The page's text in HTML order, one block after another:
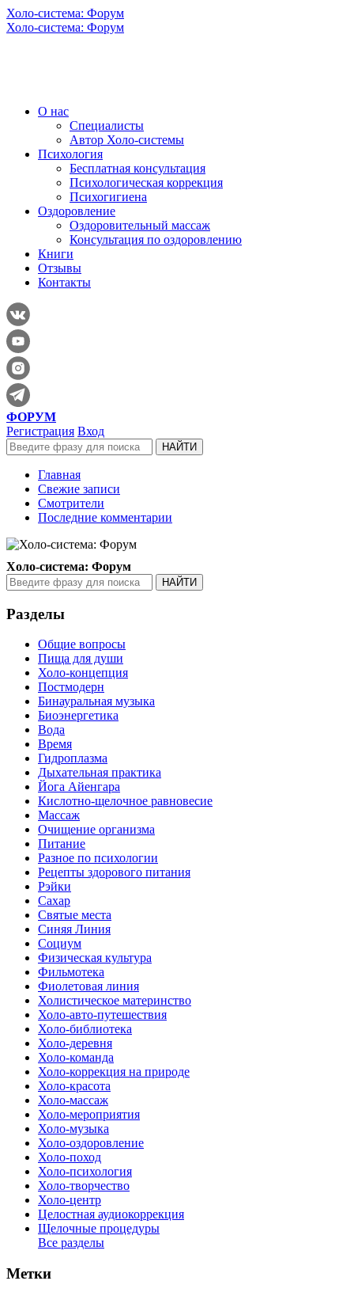
Холо-система: Форум
Холо-система: Форум
О нас
Специалисты
Автор Холо-системы
Психология
Бесплатная консультация
Психологическая коррекция
Психогигиена
Оздоровление
Оздоровительный массаж
Консультация по оздоровлению
Книги
Отзывы
Контакты
ФОРУМ
Регистрация Вход
Главная
Свежие записи
Смотрители
Последние комментарии
Холо-система: Форум
Разделы
Общие вопросы
Пища для души
Холо-концепция
Постмодерн
Бинауральная музыка
Биоэнергетика
Вода
Время
Гидроплазма
Дыхательная практика
Йога Айенгара
Кислотно-щелочное равновесие
Массаж
Очищение организма
Питание
Разное по психологии
Рецепты здорового питания
Рэйки
Сахар
Святые места
Синяя Линия
Социум
Физическая культура
Фильмотека
Фиолетовая линия
Холистическое материнство
Холо-авто-путешествия
Холо-библиотека
Холо-деревня
Холо-команда
Холо-коррекция на природе
Холо-красота
Холо-массаж
Холо-мероприятия
Холо-музыка
Холо-оздоровление
Холо-поход
Холо-психология
Холо-творчество
Холо-центр
Целостная аудиокоррекция
Щелочные процедуры
Все разделы
Метки